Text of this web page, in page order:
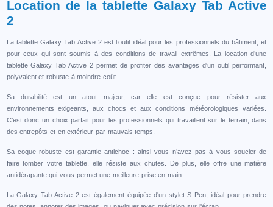
Location de la tablette Galaxy Tab Active
2
La tablette Galaxy Tab Active 2 est l’outil idéal pour les professionnels du bâtiment, et
pour ceux qui sont soumis à des conditions de travail extrêmes. La location d’une
tablette Galaxy Tab Active 2 permet de profiter des avantages d'un outil performant,
polyvalent et robuste à moindre coût.
Sa durabilité est un atout majeur, car elle est conçue pour résister aux
environnements exigeants, aux chocs et aux conditions météorologiques variées.
C’est donc un choix parfait pour les professionnels qui travaillent sur le terrain, dans
des entrepôts et en extérieur par mauvais temps.
Sa coque robuste est garantie antichoc : ainsi vous n’avez pas à vous soucier de
faire tomber votre tablette, elle résiste aux chutes. De plus, elle offre une matière
antidérapante qui vous permet une meilleure prise en main.
La Galaxy Tab Active 2 est également équipée d'un stylet S Pen, idéal pour prendre